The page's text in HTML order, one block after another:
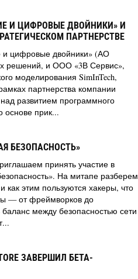
И ЦИФРОВЫЕ ДВОЙНИКИ» И
ПАРТНЕРСТВЕ
цифровые двойники» (АО
решений, и ООО «3В Сервис»,
моделирования SimInTech,
партнерства компании
развитием программного
основе прик...
БЕЗОПАСНОСТЬ»
принять участие в
На митапе разберем
как этим пользуются хакеры, что
— от фреймворков до
между безопасностью сети
ЗАВЕРШИЛ БЕТА-